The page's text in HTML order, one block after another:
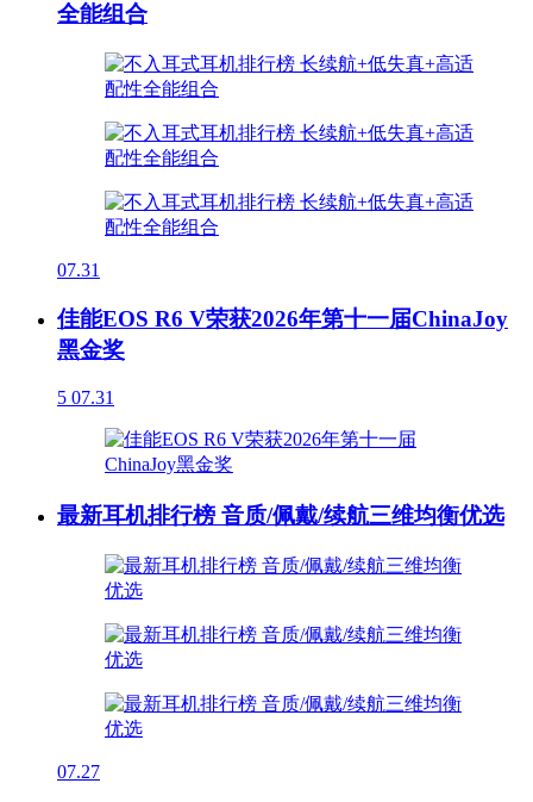
全能组合
07.31
佳能EOS R6 V荣获2026年第十一届ChinaJoy
黑金奖
5 07.31
最新耳机排行榜 音质/佩戴/续航三维均衡优选
07.27